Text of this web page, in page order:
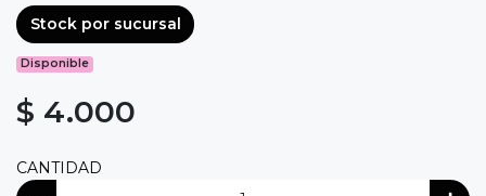
Stock por sucursal
Disponible
$ 4.000
CANTIDAD